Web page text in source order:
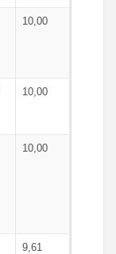
10,00
10,00
10,00
9,61